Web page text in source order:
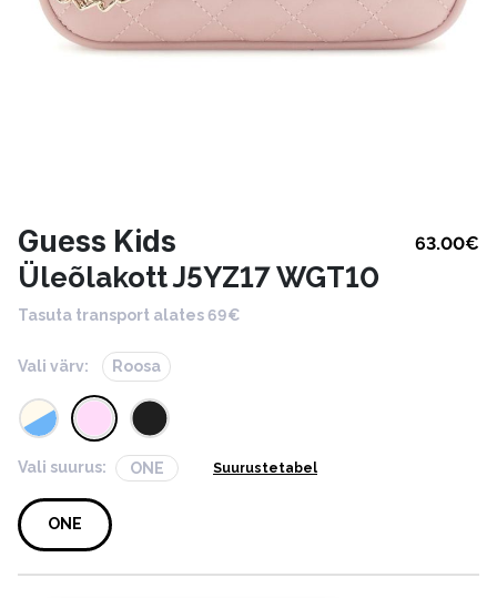
Guess Kids 63.00€
Üleõlakott J5YZ17 WGT10
Tasuta transport alates 69€
Vali värv: Roosa
Vali suurus: ONE Suurustetabel
ONE